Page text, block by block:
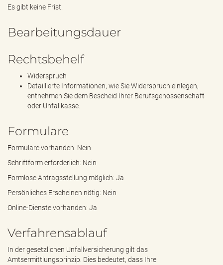
Es gibt keine Frist.
Bearbeitungsdauer
Rechtsbehelf
Widerspruch
Detaillierte Informationen, wie Sie Widerspruch einlegen,
entnehmen Sie dem Bescheid Ihrer Berufsgenossenschaft
oder Unfallkasse.
Formulare
Formulare vorhanden: Nein
Schriftform erforderlich: Nein
Formlose Antragsstellung möglich: Ja
Persönliches Erscheinen nötig: Nein
Online-Dienste vorhanden: Ja
Verfahrensablauf
In der gesetzlichen Unfallversicherung gilt das
Amtsermittlungsprinzip. Dies bedeutet, dass Ihre